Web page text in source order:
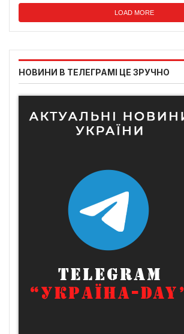
LOAD MORE
НОВИНИ В ТЕЛЕГРАМІ ЦЕ ЗРУЧНО